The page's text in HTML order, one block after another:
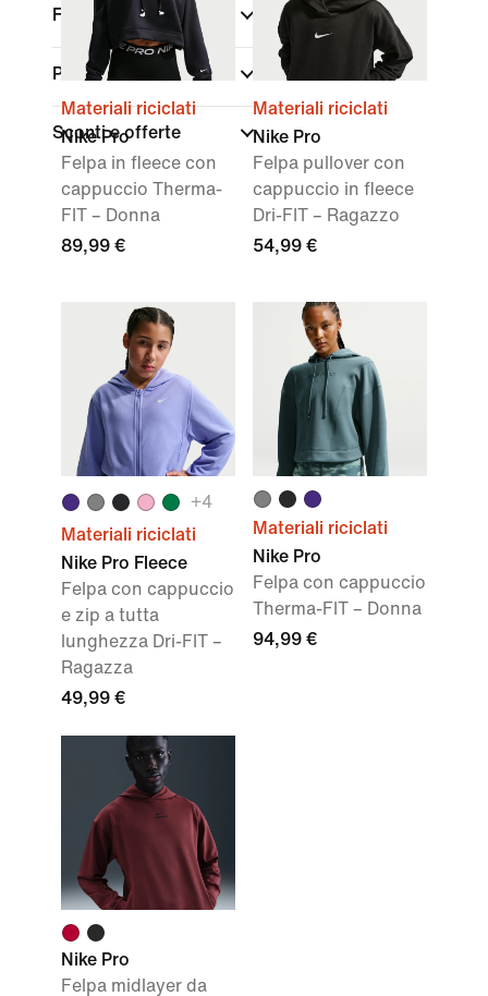
Fit
Peso del materiale
Sconti e offerte
Materiali riciclati
Nike Pro
Felpa in fleece con
cappuccio Therma-
FIT – Donna
89,99 €
Materiali riciclati
Nike Pro
Felpa pullover con
cappuccio in fleece
Dri-FIT – Ragazzo
54,99 €
+4
Materiali riciclati
Nike Pro Fleece
Felpa con cappuccio
e zip a tutta
lunghezza Dri-FIT –
Ragazza
49,99 €
Materiali riciclati
Nike Pro
Felpa con cappuccio
Therma-FIT – Donna
94,99 €
Nike Pro
Felpa midlayer da